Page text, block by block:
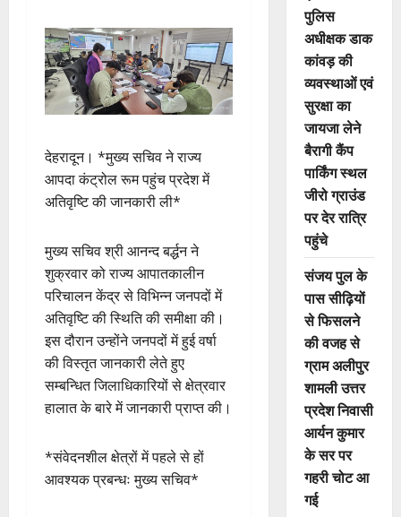
देहरादून। *मुख्य सचिव ने राज्य
आपदा कंट्रोल रूम पहुंच प्रदेश में
अतिवृष्टि की जानकारी ली*
मुख्य सचिव श्री आनन्द बर्द्धन ने
शुक्रवार को राज्य आपातकालीन
परिचालन केंद्र से विभिन्न जनपदों में
अतिवृष्टि की स्थिति की समीक्षा की।
इस दौरान उन्होंने जनपदों में हुई वर्षा
की विस्तृत जानकारी लेते हुए
सम्बन्धित जिलाधिकारियों से क्षेत्रवार
हालात के बारे में जानकारी प्राप्त की।
*संवेदनशील क्षेत्रों में पहले से हों
आवश्यक प्रबन्धः मुख्य सचिव*
पुलिस
अधीक्षक डाक
कांवड़ की
व्यवस्थाओं एवं
सुरक्षा का
जायजा लेने
बैरागी कैंप
पार्किंग स्थल
जीरो ग्राउंड
पर देर रात्रि
पहुंचे
संजय पुल के
पास सीढ़ियों
से फिसलने
की वजह से
ग्राम अलीपुर
शामली उत्तर
प्रदेश निवासी
आर्यन कुमार
के सर पर
गहरी चोट आ
गई